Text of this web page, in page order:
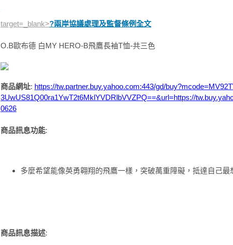
target=_blank>?兩岸協議處理及監督條例全文
O.B歐布德 白MY HERO-B飛鷹長袖T恤-共三色
商品網址: https://tw.partner.buy.yahoo.com:443/gd/
3UwUS81Q00ra1YwT2t6MklYVDRlbVVZPQ==&url=https://
0626
商品訊息功能:
多麼希望能像英勇翱翔的飛鷹一樣，突破萬重障礙，抵達自己最
商品訊息描述: